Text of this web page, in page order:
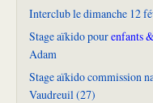
Interclub le dimanche 12
Stage aïkido pourenfants
Adam
Stage aïkido commission
Vaudreuil (27)